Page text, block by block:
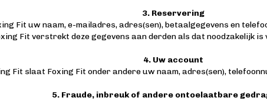
3. Reservering
Fit uw naam, e-mailadres, adres(sen), betaalgegevens en
Fit verstrekt deze gegevens aan derden als dat noodzakelijk
4. Uw account
Fit slaat Foxing Fit onder andere uw naam, adres(sen),
5. Fraude, inbreuk of andere ontoelaatbare